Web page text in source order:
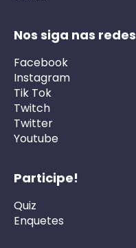
Nos siga nas redes
Facebook
Instagram
Tik Tok
Twitch
Twitter
Youtube
Participe!
Quiz
Enquetes